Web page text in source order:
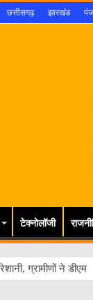
छत्तीसगढ़ झारखंड
टेक्नोलॉजी
ग्रामीणों ने डीएम से